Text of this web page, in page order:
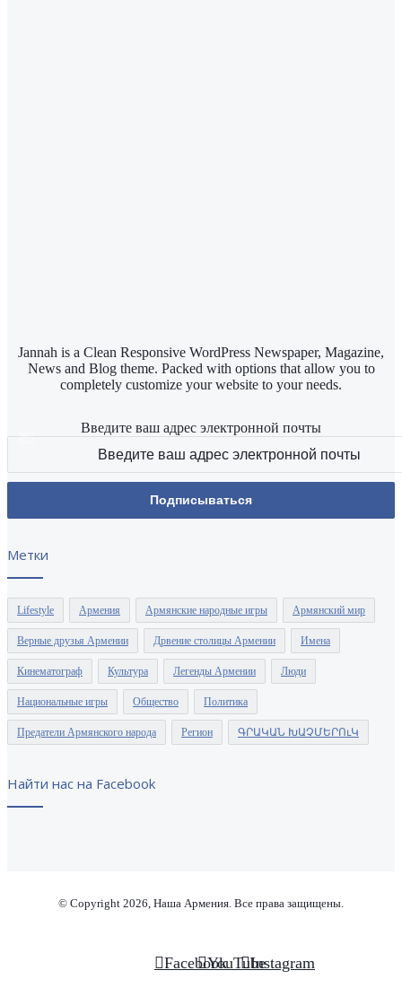
Jannah is a Clean Responsive WordPress Newspaper, Magazine,
News and Blog theme. Packed with options that allow you to
completely customize your website to your needs.
Введите ваш адрес электронной почты
Метки
Lifestyle Армения Армянские народные игры Армянский мир
Верные друзья Армении Дрвение столицы Армении Имена
Кинематограф Культура Легенды Армении Люди
Национальные игры Общество Политика
Предатели Армянского народа Регион ԳՐԱԿԱՆ ԽԱՉՄԵՐՈւԿ
Найти нас на Facebook
© Copyright 2026, Наша Армения. Все права защищены.
FacebookYouTubeInstagram